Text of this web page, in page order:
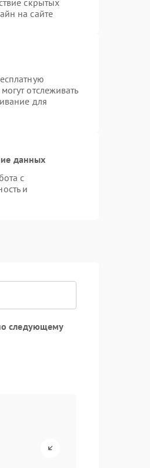
скрытых
на сайте
отслеживать
для
данных
с
и
следующему